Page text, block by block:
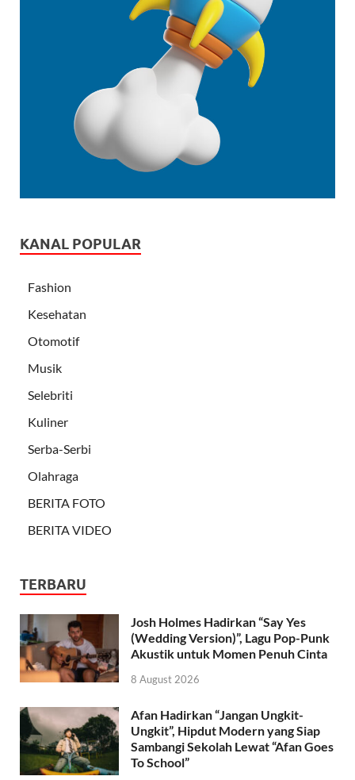
KANAL POPULAR
Fashion
Kesehatan
Otomotif
Musik
Selebriti
Kuliner
Serba-Serbi
Olahraga
BERITA FOTO
BERITA VIDEO
TERBARU
Josh Holmes Hadirkan “Say Yes
(Wedding Version)”, Lagu Pop-Punk
Akustik untuk Momen Penuh Cinta
8 August 2026
Afan Hadirkan “Jangan Ungkit-
Ungkit”, Hipdut Modern yang Siap
Sambangi Sekolah Lewat “Afan Goes
To School”